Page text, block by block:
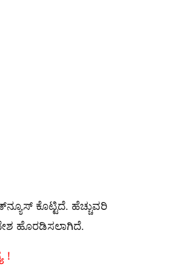
ಕೊಟ್ಟಿದೆ. ಹೆಚ್ಚುವರಿ
ಹೊರಡಿಸಲಾಗಿದೆ.
!